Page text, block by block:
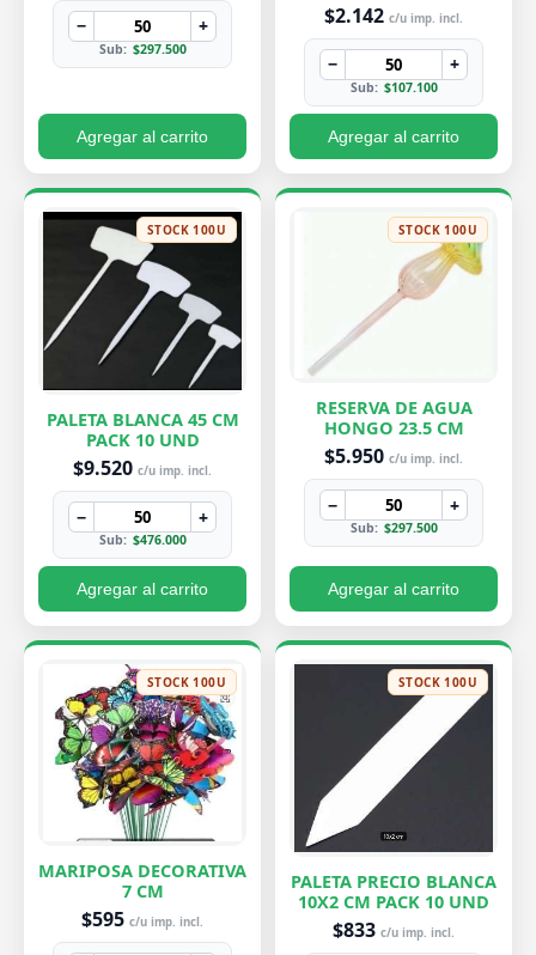
− +
Sub: $297.500
Agregar al carrito
$2.142 c/u imp. incl.
− +
Sub: $107.100
Agregar al carrito
STOCK 100U
PALETA BLANCA 45 CM
PACK 10 UND
$9.520 c/u imp. incl.
− +
Sub: $476.000
Agregar al carrito
STOCK 100U
RESERVA DE AGUA
HONGO 23.5 CM
$5.950 c/u imp. incl.
− +
Sub: $297.500
Agregar al carrito
STOCK 100U
MARIPOSA DECORATIVA
7 CM
$595 c/u imp. incl.
STOCK 100U
PALETA PRECIO BLANCA
10X2 CM PACK 10 UND
$833 c/u imp. incl.